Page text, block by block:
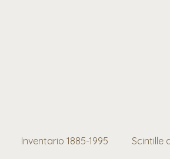
Inventario 1885-1995 Scintille